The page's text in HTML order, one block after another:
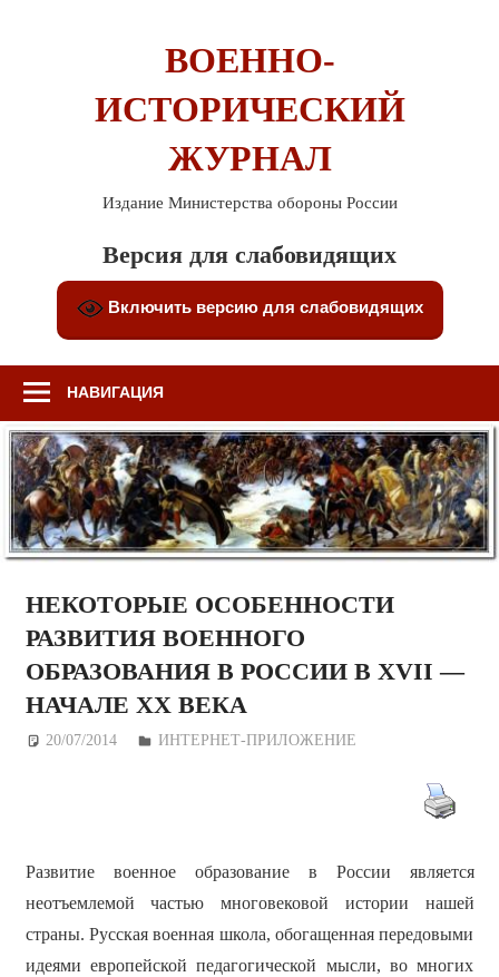
ВОЕННО-
ИСТОРИЧЕСКИЙ
ЖУРНАЛ
Издание Министерства обороны России
Версия для слабовидящих
Включить версию для слабовидящих
НАВИГАЦИЯ
НЕКОТОРЫЕ ОСОБЕННОСТИ
РАЗВИТИЯ ВОЕННОГО
ОБРАЗОВАНИЯ В РОССИИ В XVII —
НАЧАЛЕ ХХ ВЕКА
20/07/2014 Дежурный по Редакции
ИНТЕРНЕТ-ПРИЛОЖЕНИЕ
Развитие военное образование в России является
неотъемлемой частью многовековой истории нашей
страны. Русская военная школа, обогащенная передовыми
идеями европейской педагогической мысли, во многих